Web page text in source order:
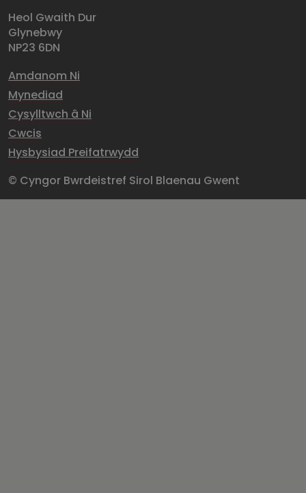
Heol Gwaith Dur
Glynebwy
NP23 6DN
Amdanom Ni
Mynediad
Cysylltwch â Ni
Cwcis
Hysbysiad Preifatrwydd
© Cyngor Bwrdeistref Sirol Blaenau Gwent